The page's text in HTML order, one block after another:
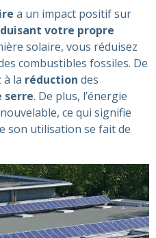
a un impact positif sur
votre propre
solaire, vous réduisez
combustibles fossiles. De
la réduction des
serre. De plus, l’énergie
ce qui signifie
son utilisation se fait de